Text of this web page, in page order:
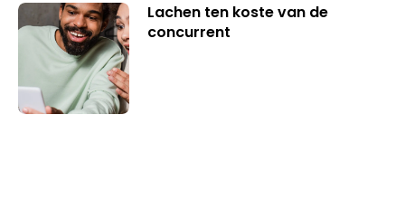
Lachen ten koste van de
concurrent